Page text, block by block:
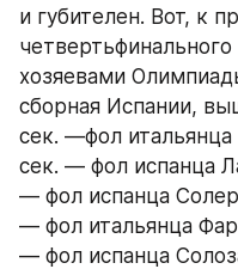
и губителен. Вот, к
хозяевами
сборная Испании,
сек. —фол
сек. — фол испанца
— фол испанца
— фол итальянца
— фол испанца